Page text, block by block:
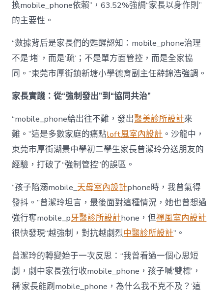
換mobile_phone依賴”，63.52%強調“家長以身作則”
的主要性。
“數據背后是家長們的甦醒認知：mobile_phone治理
不是‘堵’，而是‘疏’；不是單方面管控，而是全家協
同。”東莞市厚街鎮新塘小學德育副主任薛錦浩強調。
家長實踐：從“強制發出”到“協同共治”
“mobile_phone給出往不難，發出醫美診所設計來
難。”這是多數家庭的痛點loft風室內設計 。沙龍中，
東莞市厚街湖景中學初二學生家長曾潔玲分送朋友的
經驗，打破了“強制管控”的誤區。
“孩子陷溺mobile_天母室內設計phone時，我曾氣得
發抖。”曾潔玲坦言，最後面對這種情況，她也曾想過
強行奪mobile_p牙醫診所設計hone，但禪風室內設計
很快發現“越強制，對抗越劇烈中醫診所設計”。
曾潔玲的轉變始于一次反思：“我曾看過一個心思短
劇，劇中家長強行收mobile_phone，孩子喊‘雙標’，
稱‘家長能刷mobile_phone，為什么我不克不及？’這